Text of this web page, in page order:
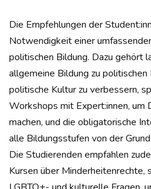
Die Empfehlungen der
Notwendigkeit einer
politischen Bildung. Dazu gehört
allgemeine Bildung zu politischen
politische Kultur zu verbessern,
Workshops mit Expert:innen, um
machen, und die obligatorische
alle Bildungsstufen von der
Die Studierenden empfahlen
Kursen über Minderheitenrechte,